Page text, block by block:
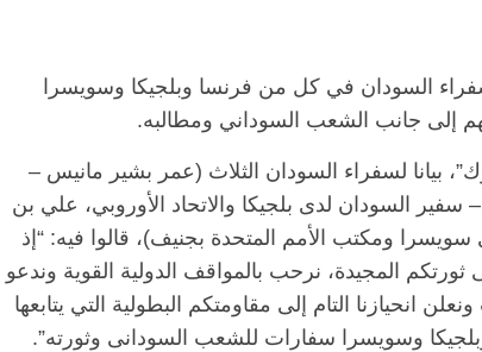
سفراء السودان في كل من فرنسا وبلجيكا وسويسرا
إلى جانب الشعب السوداني ومطالبه.
بيانا لسفراء السودان الثلاث (عمر بشير مانيس –
السودان لدى بلجيكا والاتحاد الأوروبي، علي بن
ومكتب الأمم المتحدة بجنيف)، قالوا فيه: “إذ
المجيدة، نرحب بالمواقف الدولية القوية وندعو
انحيازنا التام إلى مقاومتكم البطولية التي يتابعها
وسويسرا سفارات للشعب السودانى وثورته”.